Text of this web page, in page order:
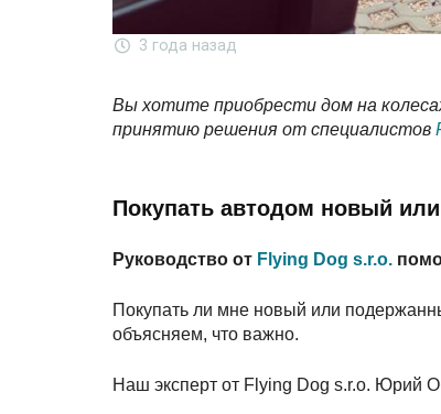
3 года назад
Вы хотите приобрести дом на
принятию решения от специалистов
Покупать автодом новый
Руководство от Flying Dog s.r.o.
Покупать ли мне новый или
объясняем, что важно.
Наш эксперт от Flying Dog s.r.o. Юрий